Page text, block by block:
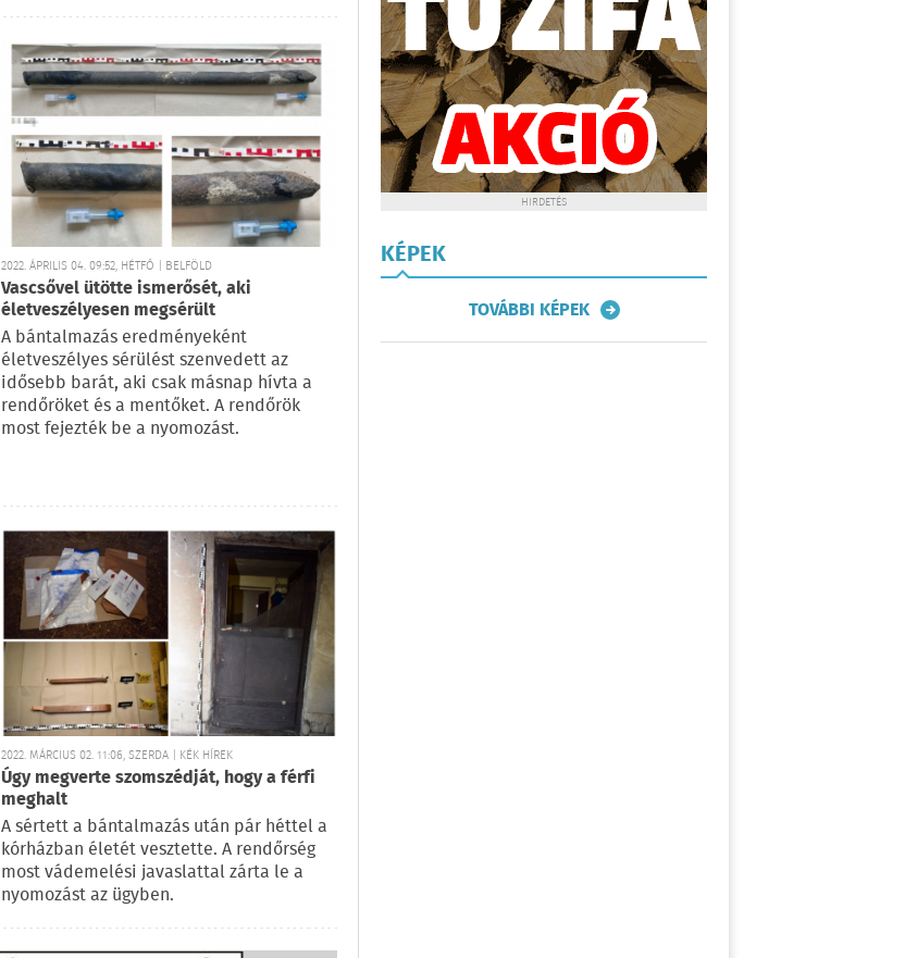
2022. ÁPRILIS 04. 09:52, HÉTFŐ | BELFÖLD
Vascsővel ütötte ismerősét, aki
életveszélyesen megsérült
A bántalmazás eredményeként
életveszélyes sérülést szenvedett az
idősebb barát, aki csak másnap hívta a
rendőröket és a mentőket. A rendőrök
most fejezték be a nyomozást.
2022. MÁRCIUS 02. 11:06, SZERDA | KÉK HÍREK
Úgy megverte szomszédját, hogy a férfi
meghalt
A sértett a bántalmazás után pár héttel a
kórházban életét vesztette. A rendőrség
most vádemelési javaslattal zárta le a
nyomozást az ügyben.
HIRDETÉS
KÉPEK
TOVÁBBI KÉPEK